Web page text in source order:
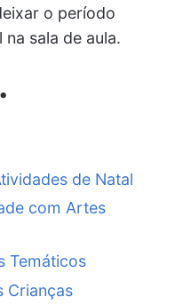
o período
sala de aula.
de Natal
com Artes
Temáticos
Crianças